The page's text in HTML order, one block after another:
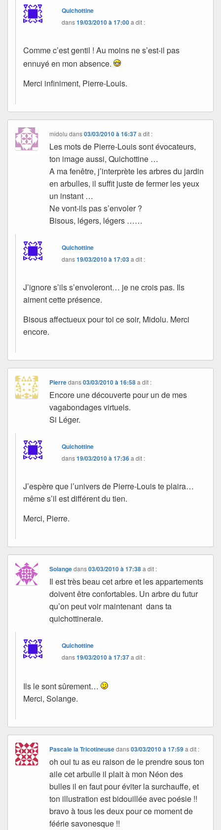
Quichottine
dans19/03/2010 à 17:00a dit :
Comme c’est gentil ! Au moins ne s’est-il pas
ennuyé en mon absence.
Merci infiniment, Pierre-Louis.
midolu dans03/03/2010 à 16:37 a dit :
Les mots de Pierre-Louis sont évocateurs,
ton image aussi, Quichottine …
A ma fenêtre, j’interprète les arbres du jardin
en arbulles, il suffit juste de fermer les yeux
un instant …
Ne vont-ils pas s’envoler ?
Bisous, légers, légers ……
Quichottine
dans19/03/2010 à 17:03a dit :
J’ignore s’ils s’envoleront… je ne crois pas. Ils
aiment cette présence.
Bisous affectueux pour toi ce soir, Midolu. Merci
encore.
Pierredans03/03/2010 à 16:58 a dit :
Encore une découverte pour un de mes
vagabondages virtuels.
Si Léger.
Quichottine
dans19/03/2010 à 17:36a dit :
J’espère que l’univers de Pierre-Louis te plaira…
même s’il est différent du tien.
Merci, Pierre.
Solangedans03/03/2010 à 17:38 a dit :
Il est très beau cet arbre et les appartements
doivent être confortables. Un arbre du futur
qu’on peut voir maintenant dans ta
quichottineraie.
Quichottine
dans19/03/2010 à 17:37a dit :
Ils le sont sûrement…
Merci, Solange.
Pascale la Tricotineusedans03/03/2010 à 17:59 a dit :
oh oui tu as eu raison de le prendre sous ton
aile cet arbulle il plait à mon Néon des
bulles il en faut pour éviter la surchauffe, et
ton illustration est bidouillée avec poésie !!
bravo à tous les deux pour ce moment de
féérie savonesque !!